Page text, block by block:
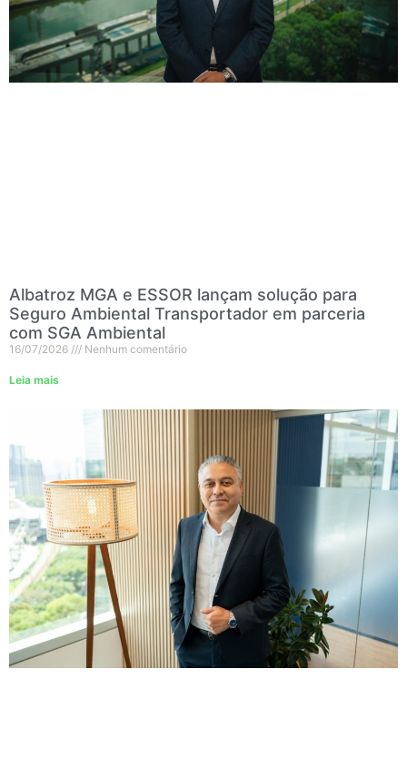
Albatroz MGA e ESSOR lançam solução para
Seguro Ambiental Transportador em parceria
com SGA Ambiental
16/07/2026 Nenhum comentário
Leia mais